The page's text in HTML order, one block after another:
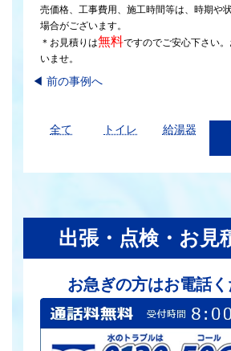
売価格、工事費用、施工時間等は、時期や
場合がございます。
＊お見積りは無料ですのでご安心下さい
いませ。
◀︎ 前の事例へ
全て トイレ 給湯器
出張・点検・お見
お急ぎの方はお電話く